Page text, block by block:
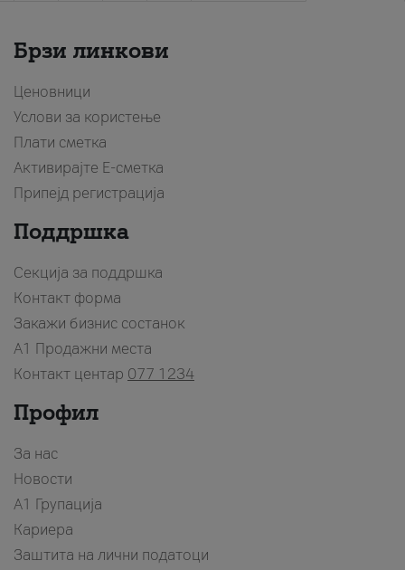
Брзи линкови
Ценовници
Услови за користење
Плати сметка
Активирајте Е-сметка
Припејд регистрација
Поддршка
Секција за поддршка
Контакт форма
Закажи бизнис состанок
A1 Продажни места
Контакт центар 077 1234
Профил
За нас
Новости
А1 Групација
Кариера
Заштита на лични податоци